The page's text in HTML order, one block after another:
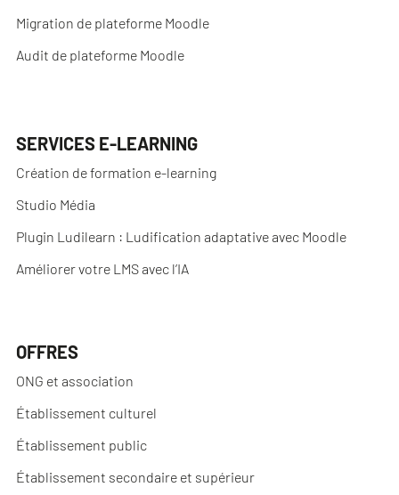
Migration de plateforme Moodle
Audit de plateforme Moodle
SERVICES E-LEARNING
Création de formation e-learning
Studio Média
Plugin Ludilearn : Ludification adaptative avec Moodle
Améliorer votre LMS avec l’IA
OFFRES
ONG et association
Établissement culturel
Établissement public
Établissement secondaire et supérieur